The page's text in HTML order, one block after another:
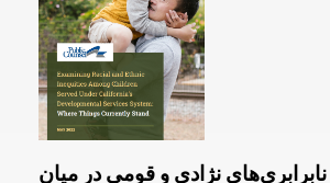
نژادی و قومی در میان